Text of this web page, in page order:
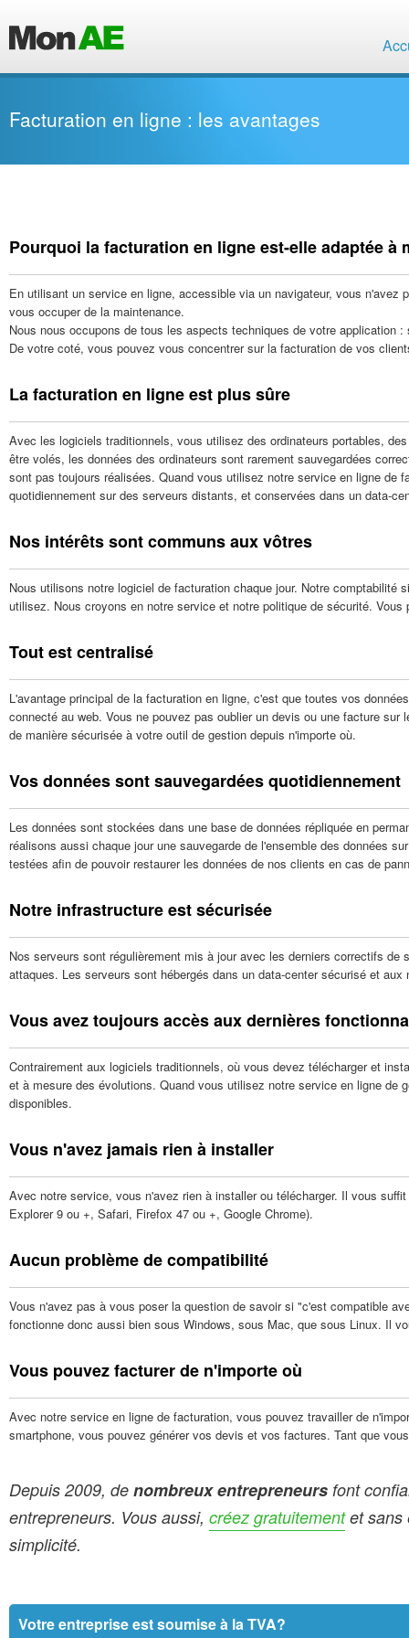
Facturation en ligne : les avantages
Pourquoi la facturation en ligne est-elle adaptée à
En utilisant un service en ligne, accessible via un navigateur, vous
vous occuper de la maintenance.
Nous nous occupons de tous les aspects techniques de votre application
De votre coté, vous pouvez vous concentrer sur la facturation de vos
La facturation en ligne est plus sûre
Avec les logiciels traditionnels, vous utilisez des ordinateurs portables,
être volés, les données des ordinateurs sont rarement sauvegardées
sont pas toujours réalisées. Quand vous utilisez notre service en ligne
quotidiennement sur des serveurs distants, et conservées dans un data-
Nos intérêts sont communs aux vôtres
Nous utilisons notre logiciel de facturation chaque jour. Notre
utilisez. Nous croyons en notre service et notre politique de sécurité.
Tout est centralisé
L'avantage principal de la facturation en ligne, c'est que toutes vos
connecté au web. Vous ne pouvez pas oublier un devis ou une facture
de manière sécurisée à votre outil de gestion depuis n'importe où.
Vos données sont sauvegardées quotidiennement
Les données sont stockées dans une base de données répliquée en
réalisons aussi chaque jour une sauvegarde de l'ensemble des données
testées afin de pouvoir restaurer les données de nos clients en cas de
Notre infrastructure est sécurisée
Nos serveurs sont régulièrement mis à jour avec les derniers correctifs
attaques. Les serveurs sont hébergés dans un data-center sécurisé et
Vous avez toujours accès aux dernières
Contrairement aux logiciels traditionnels, où vous devez télécharger et
et à mesure des évolutions. Quand vous utilisez notre service en ligne
disponibles.
Vous n'avez jamais rien à installer
Avec notre service, vous n'avez rien à installer ou télécharger. Il vous
Explorer 9 ou +, Safari, Firefox 47 ou +, Google Chrome).
Aucun problème de compatibilité
Vous n'avez pas à vous poser la question de savoir si "c'est compatible
fonctionne donc aussi bien sous Windows, sous Mac, que sous Linux. Il
Vous pouvez facturer de n'importe où
Avec notre service en ligne de facturation, vous pouvez travailler de
smartphone, vous pouvez générer vos devis et vos factures. Tant que
Depuis 2009, de nombreux entrepreneurs font
entrepreneurs. Vous aussi, créez gratuitementet sans
simplicité.
Votre entreprise est soumise à la TVA?